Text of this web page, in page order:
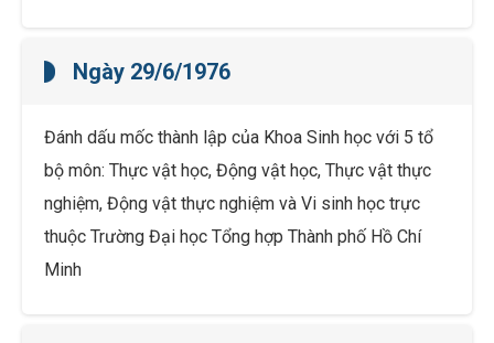
Ngày 29/6/1976
Đánh dấu mốc thành lập của Khoa Sinh học với 5 tổ
bộ môn: Thực vật học, Động vật học, Thực vật thực
nghiệm, Động vật thực nghiệm và Vi sinh học trực
thuộc Trường Đại học Tổng hợp Thành phố Hồ Chí
Minh